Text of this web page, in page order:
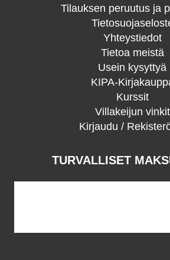
Tilauksen peruutus ja
Yhteystiedot
Tietoa meistä
Usein kysyttyä
KIPA-
Kurssit
Villakeijun vinkit
Kirjaudu /
TURVALLISET